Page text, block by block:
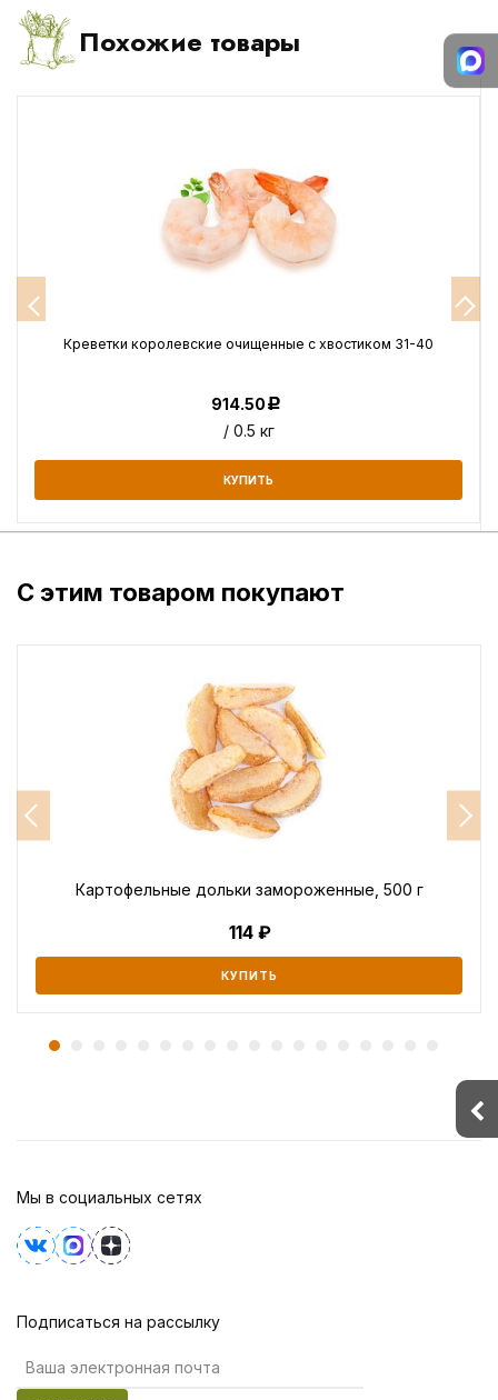
Похожие товары
Креветки королевские очищенные с хвостиком 31-40
914.50Р
/ 0.5 кг
КУПИТЬ
С этим товаром покупают
Картофельные дольки замороженные, 500 г
114
КУПИТЬ
Мы в социальных сетях
Подписаться на рассылку